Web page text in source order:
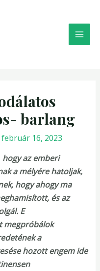
barlang
február 16, 2023
az emberi
a mélyére hatoljak,
hogy ahogy ma
és az
E
megpróbálok
a
hozott engem ide